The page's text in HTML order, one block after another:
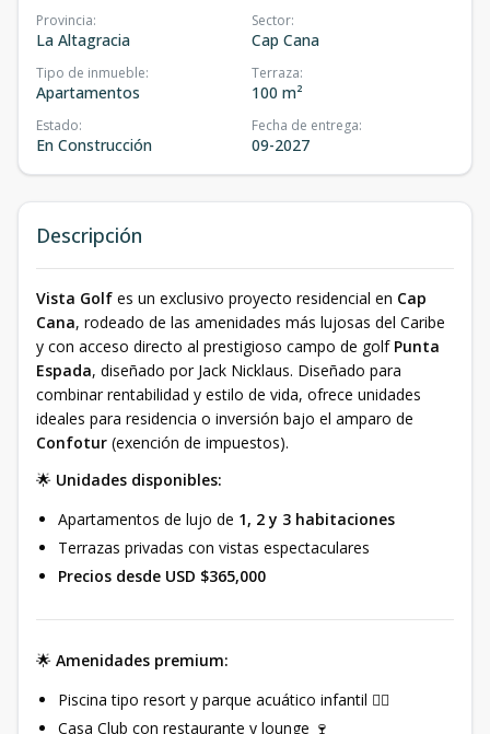
Provincia:
La Altagracia
Sector:
Cap Cana
Tipo de inmueble:
Apartamentos
Terraza:
100 m²
Estado:
En Construcción
Fecha de entrega:
09-2027
Descripción
Vista Golf es un exclusivo proyecto residencial en Cap
Cana, rodeado de las amenidades más lujosas del Caribe
y con acceso directo al prestigioso campo de golf Punta
Espada, diseñado por Jack Nicklaus. Diseñado para
combinar rentabilidad y estilo de vida, ofrece unidades
ideales para residencia o inversión bajo el amparo de
Confotur (exención de impuestos).
🌟 Unidades disponibles:
Apartamentos de lujo de 1, 2 y 3 habitaciones
Terrazas privadas con vistas espectaculares
Precios desde USD $365,000
🌟 Amenidades premium:
Piscina tipo resort y parque acuático infantil 🏊‍♂️
Casa Club con restaurante y lounge 🍷